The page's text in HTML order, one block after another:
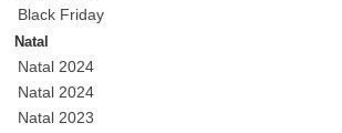
Black Friday
Natal
Natal 2024
Natal 2024
Natal 2023